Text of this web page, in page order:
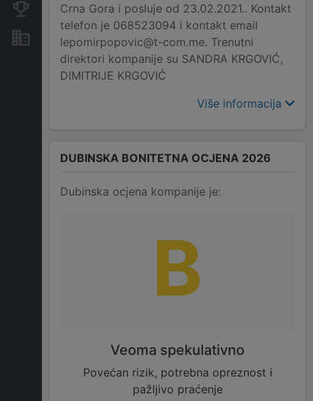
Konkurentne kompanije
Nekretnine i imovina
Crna Gora i posluje od 23.02.2021.. Kontakt
telefon je 068523094 i kontakt email
lepomirpopovic@t-com.me. Trenutni
direktori kompanije su SANDRA KRGOVIĆ,
DIMITRIJE KRGOVIĆ
Više informacija
DUBINSKA BONITETNA OCJENA 2026
Dubinska ocjena kompanije je:
B
Veoma spekulativno
Povećan rizik, potrebna opreznost i
pažljivo praćenje